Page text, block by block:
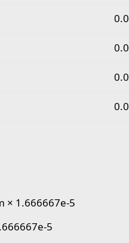
× 1.666667e-5
5